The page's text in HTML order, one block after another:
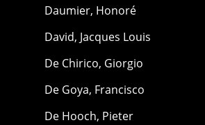
Daumier, Honoré
David, Jacques Louis
De Chirico, Giorgio
De Goya, Francisco
De Hooch, Pieter